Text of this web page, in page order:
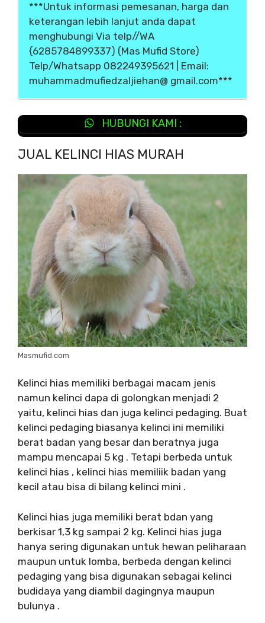
***Untuk informasi pemesanan, harga dan
keterangan lebih lanjut anda dapat
menghubungi Via telp//WA
{6285784899337) (Mas Mufid Store)
Telp/Whatsapp 082249395621 | Email:
muhammadmufiedzaljiehan@ gmail.com***
HUBUNGI KAMI :
JUAL KELINCI HIAS MURAH
Masmufid.com
Kelinci hias memiliki berbagai macam jenis
namun kelinci dapa di golongkan menjadi 2
yaitu, kelinci hias dan juga kelinci pedaging. Buat
kelinci pedaging biasanya kelinci ini memiliki
berat badan yang besar dan beratnya juga
mampu mencapai 5 kg . Tetapi berbeda untuk
kelinci hias , kelinci hias memiliik badan yang
kecil atau bisa di bilang kelinci mini .
Kelinci hias juga memiliki berat bdan yang
berkisar 1,3 kg sampai 2 kg. Kelinci hias juga
hanya sering digunakan untuk hewan peliharaan
maupun untuk lomba, berbeda dengan kelinci
pedaging yang bisa digunakan sebagai kelinci
budidaya yang diambil dagingnya maupun
bulunya .